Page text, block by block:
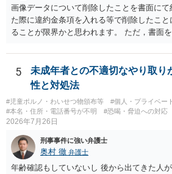
画像データについて削除したことを書面に
た際に違約金条項を入れる等で削除したこ
ることが限界かと思われます。 ただ，書面
除等を求めることは避けたほうが良いかと思
5
未成年者との不適切なやり取り
性と対処法
#児童ポルノ・わいせつ物頒布等 #個人・プライベート
#本名・住所・電話番号が不明
#恐喝・脅迫への対応
2026年7月26日
刑事事件に強い弁護士
奥村 徹 弁護士
年齢確認もしていないし 後から出てきた人